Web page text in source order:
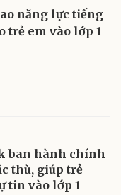
năng lực tiếng
trẻ em vào lớp 1
ban hành chính
thù, giúp trẻ
tin vào lớp 1